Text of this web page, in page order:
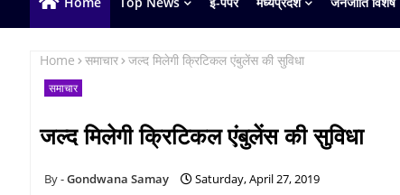
Home समाचार जल्द मिलेगी क्रिटिकल एंबुलेंस की सुविधा
समाचार
जल्द मिलेगी क्रिटिकल एंबुलेंस की सुविधा
Gondwana Samay Saturday, April 27, 2019